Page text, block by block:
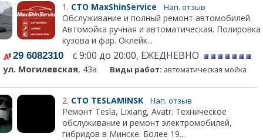
1. СТО MaxShinService Нап. отзыв
Обслуживание и полный ремонт автомобилей.
Автомойка ручная и автоматическая. Полировка
кузова и фар. Оклейк...
29 6082310 с 9:00 до 20:00, ЕЖЕДНЕВНО
ул. Могилевская, 43а Виды работ: автоматическая мойка
2. СТО TESLAMINSK Нап. отзыв
Ремонт Tesla, Lixiang, Avatr. Техническое
обслуживание и ремонт электромобилей,
гибридов в Минске. Более 19...